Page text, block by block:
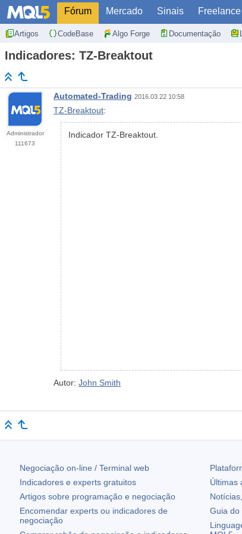
Fórum Mercado Sinais Freelance
Artigos CodeBase Algo Forge Documentação
Indicadores: TZ-Breaktout
Administrador
111673
Automated-Trading 2016.03.22 10:58
TZ-Breaktout:
Indicador TZ-Breaktout.
Autor: John Smith
Negociação on-line / Terminal web
Indicadores e experts gratuitos
Artigos sobre programação e negociação
Encomendar experts ou indicadores de
negociação
Últimas
Guia do